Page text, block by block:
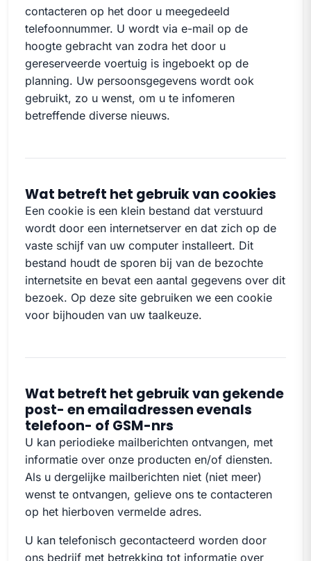
contacteren op het door u meegedeeld
telefoonnummer. U wordt via e-mail op de
hoogte gebracht van zodra het door u
gereserveerde voertuig is ingeboekt op de
planning. Uw persoonsgegevens wordt ook
gebruikt, zo u wenst, om u te infomeren
betreffende diverse nieuws.
Wat betreft het gebruik van cookies
Een cookie is een klein bestand dat verstuurd
wordt door een internetserver en dat zich op de
vaste schijf van uw computer installeert. Dit
bestand houdt de sporen bij van de bezochte
internetsite en bevat een aantal gegevens over dit
bezoek. Op deze site gebruiken we een cookie
voor bijhouden van uw taalkeuze.
Wat betreft het gebruik van gekende
post- en emailadressen evenals
telefoon- of GSM-nrs
U kan periodieke mailberichten ontvangen, met
informatie over onze producten en/of diensten.
Als u dergelijke mailberichten niet (niet meer)
wenst te ontvangen, gelieve ons te contacteren
op het hierboven vermelde adres.
U kan telefonisch gecontacteerd worden door
ons bedrijf met betrekking tot informatie over